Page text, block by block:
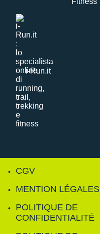
i-Run.it
CGV
MENTION LÉGALES
POLITIQUE DE
CONFIDENTIALITÉ